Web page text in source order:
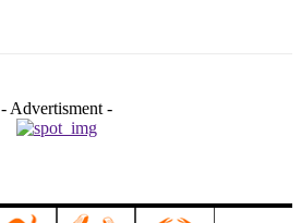
- Advertisment -